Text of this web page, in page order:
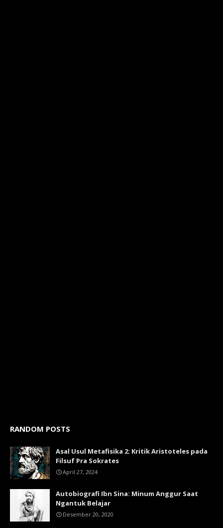
RANDOM POSTS
Asal Usul Metafisika 2: Kritik Aristoteles pada
Filsuf Pra Sokrates
April 27, 2024
Autobiografi Ibn Sina: Minum Anggur Saat
Ngantuk Belajar
Desember 20, 2020